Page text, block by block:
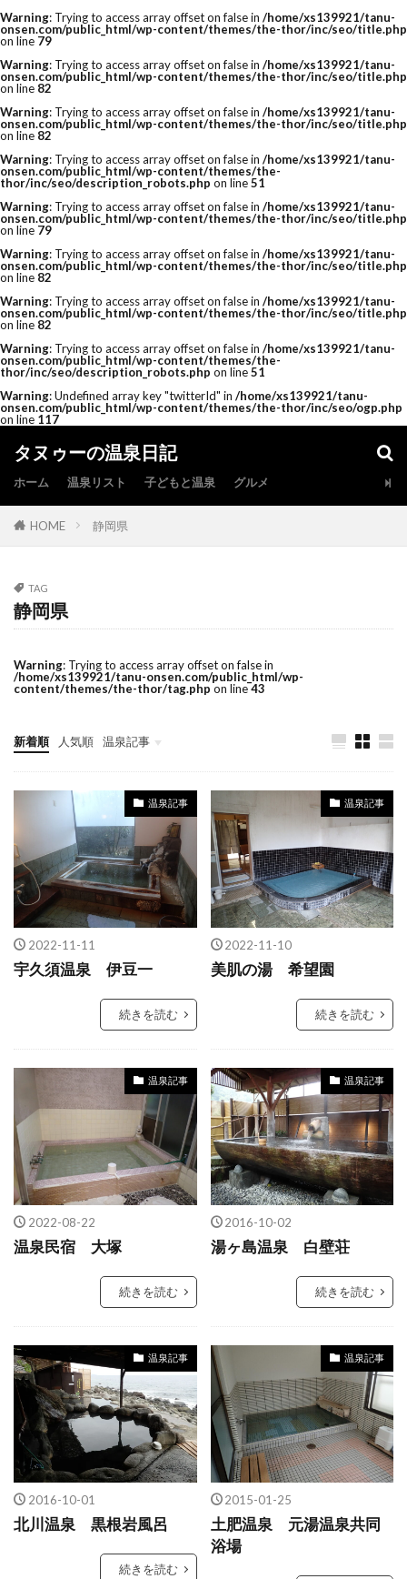
Warning: Trying to access array offset on false in /home/xs139921/tanu-
onsen.com/public_html/wp-content/themes/the-thor/inc/seo/title.php
on line 79
Warning: Trying to access array offset on false in /home/xs139921/tanu-
onsen.com/public_html/wp-content/themes/the-thor/inc/seo/title.php
on line 82
Warning: Trying to access array offset on false in /home/xs139921/tanu-
onsen.com/public_html/wp-content/themes/the-thor/inc/seo/title.php
on line 82
Warning: Trying to access array offset on false in /home/xs139921/tanu-
onsen.com/public_html/wp-content/themes/the-
thor/inc/seo/description_robots.php on line51
Warning: Trying to access array offset on false in /home/xs139921/tanu-
onsen.com/public_html/wp-content/themes/the-thor/inc/seo/title.php
on line 79
Warning: Trying to access array offset on false in /home/xs139921/tanu-
onsen.com/public_html/wp-content/themes/the-thor/inc/seo/title.php
on line 82
Warning: Trying to access array offset on false in /home/xs139921/tanu-
onsen.com/public_html/wp-content/themes/the-thor/inc/seo/title.php
on line 82
Warning: Trying to access array offset on false in /home/xs139921/tanu-
onsen.com/public_html/wp-content/themes/the-
thor/inc/seo/description_robots.php on line51
Warning: Undefined array key "twitterId" in /home/xs139921/tanu-
onsen.com/public_html/wp-content/themes/the-thor/inc/seo/ogp.php
on line 117
タヌゥーの温泉日記
ホーム 温泉リスト 子どもと温泉 グルメ
HOME 静岡県
TAG
静岡県
Warning: Trying to access array offset on false in
/home/xs139921/tanu-onsen.com/public_html/wp-
content/themes/the-thor/tag.phpon line43
新着順 人気順 温泉記事
温泉記事
温泉記事
2022-11-11
宇久須温泉 伊豆一
続きを読む
温泉記事
2022-11-10
美肌の湯 希望園
続きを読む
温泉記事
2022-08-22
温泉民宿 大塚
続きを読む
温泉記事
2016-10-02
湯ヶ島温泉 白壁荘
続きを読む
温泉記事
2016-10-01
北川温泉 黒根岩風呂
続きを読む
温泉記事
2015-01-25
土肥温泉 元湯温泉共同
浴場